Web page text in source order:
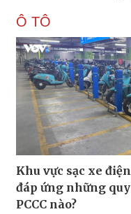
Ô TÔ
Khu vực sạc xe
đáp ứng những
PCCC nào?